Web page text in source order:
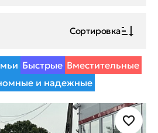
Сортировка
Быстрые Вместительные
и надежные